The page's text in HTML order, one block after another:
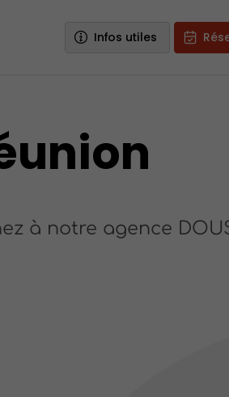
Infos utiles
à notre agence